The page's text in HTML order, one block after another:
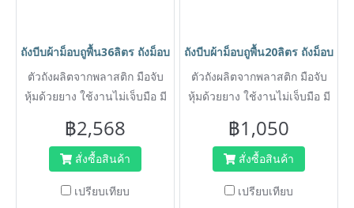
ถังบีบผ้าม็อบถูพื้น36ลิตร ถังม็อบ ถังถูพื้น ถังม็อปติดล้อ ถังทำความสะ
ตัวถังผลิตจากพลาสติก มือจับ
หุ้มด้วยยาง ใช้งานไม่เจ็บมือ มี
ใช้มือบีบ
฿2,568
สั่งซื้อสินค้า
เปรียบเทียบ
ถังบีบผ้าม็อบถูพื้น20ลิตร ถังม็อบ ถั
ตัวถังผลิตจากพลาสติก มือจับ
หุ้มด้วยยาง ใช้งานไม่เจ็บมือ มี
ใช้มือบีบ
฿1,050
สั่งซื้อสินค้า
เปรียบเทียบ